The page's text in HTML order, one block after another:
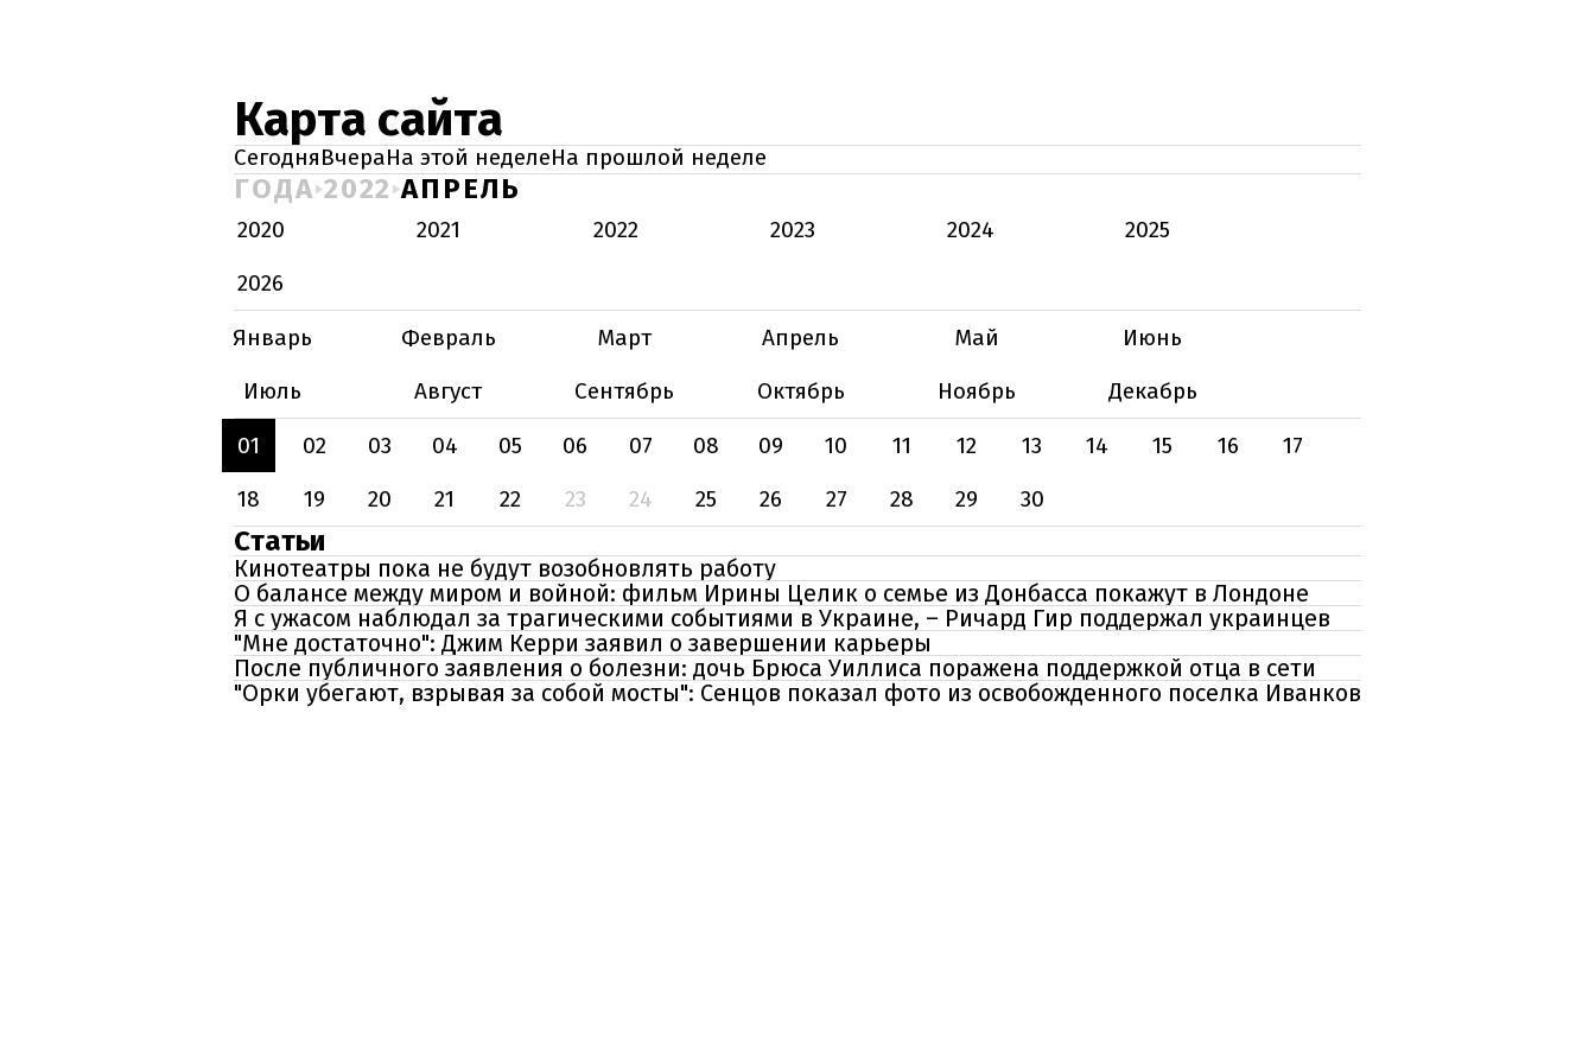
Карта сайта
СегодняВчераНа этой неделеНа прошлой неделе
ГОДА 2022 АПРЕЛЬ
2020 2021 2022 2023 2024
2025
2026
Январь
Февраль Март Апрель Май
Июнь
Июль
Август Сентябрь Октябрь Ноябрь
Декабрь
01
02 03 04 05 06 07 08 09 10 11 12 13 14 15 16
17
18
19 20 21 22 23 24 25 26 27 28 29 30
Статьи
Кинотеатры пока не будут возобновлять работу
О балансе между миром и войной: фильм Ирины Целик о семье из Донбасса покажут в Лондоне
Я с ужасом наблюдал за трагическими событиями в Украине, – Ричард Гир поддержал украинцев
"Мне достаточно": Джим Керри заявил о завершении карьеры
После публичного заявления о болезни: дочь Брюса Уиллиса поражена поддержкой отца в сети
"Орки убегают, взрывая за собой мосты": Сенцов показал фото из освобожденного поселка Иванков